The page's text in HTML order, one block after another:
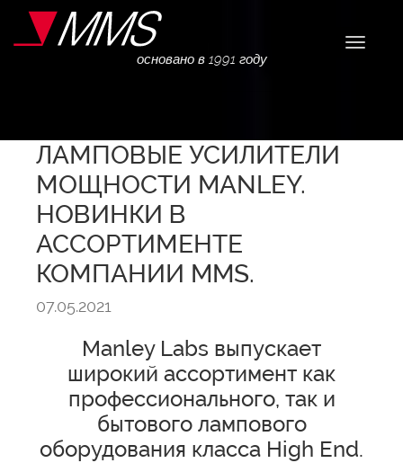
основано в 1991 году
ЛАМПОВЫЕ УСИЛИТЕЛИ
МОЩНОСТИ MANLEY.
НОВИНКИ В
АССОРТИМЕНТЕ
КОМПАНИИ MMS.
07.05.2021
Manley Labs выпускает
широкий ассортимент как
профессионального, так и
бытового лампового
оборудования класса High End.